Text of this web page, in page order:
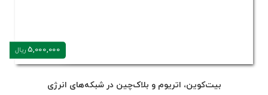
5,000,000ریال
بیت‌کوین، اتریوم و بلاک‌چین در شبکه‌های انرژی